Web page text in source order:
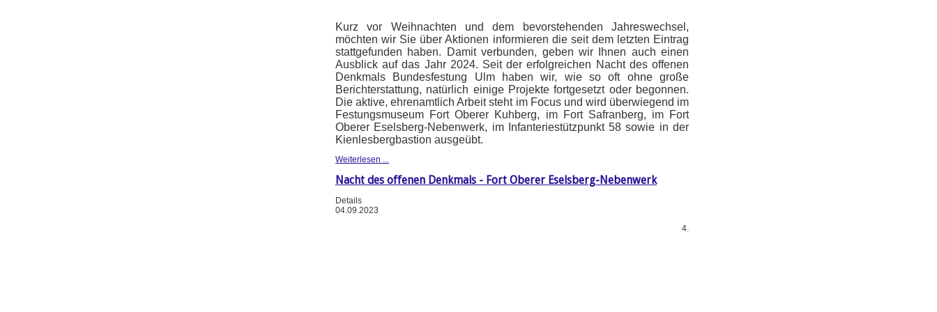
Kurz vor Weihnachten und dem bevorstehenden Jahreswechsel,
möchten wir Sie über Aktionen informieren die seit dem letzten Eintrag
stattgefunden haben. Damit verbunden, geben wir Ihnen auch einen
Ausblick auf das Jahr 2024. Seit der erfolgreichen Nacht des offenen
Denkmals Bundesfestung Ulm haben wir, wie so oft ohne große
Berichterstattung, natürlich einige Projekte fortgesetzt oder begonnen.
Die aktive, ehrenamtlich Arbeit steht im Focus und wird überwiegend im
Festungsmuseum Fort Oberer Kuhberg, im Fort Safranberg, im Fort
Oberer Eselsberg-Nebenwerk, im Infanteriestützpunkt 58 sowie in der
Kienlesbergbastion ausgeübt.
Weiterlesen ...
Nacht des offenen Denkmals - Fort Oberer Eselsberg-Nebenwerk
Details
04.09.2023
4.